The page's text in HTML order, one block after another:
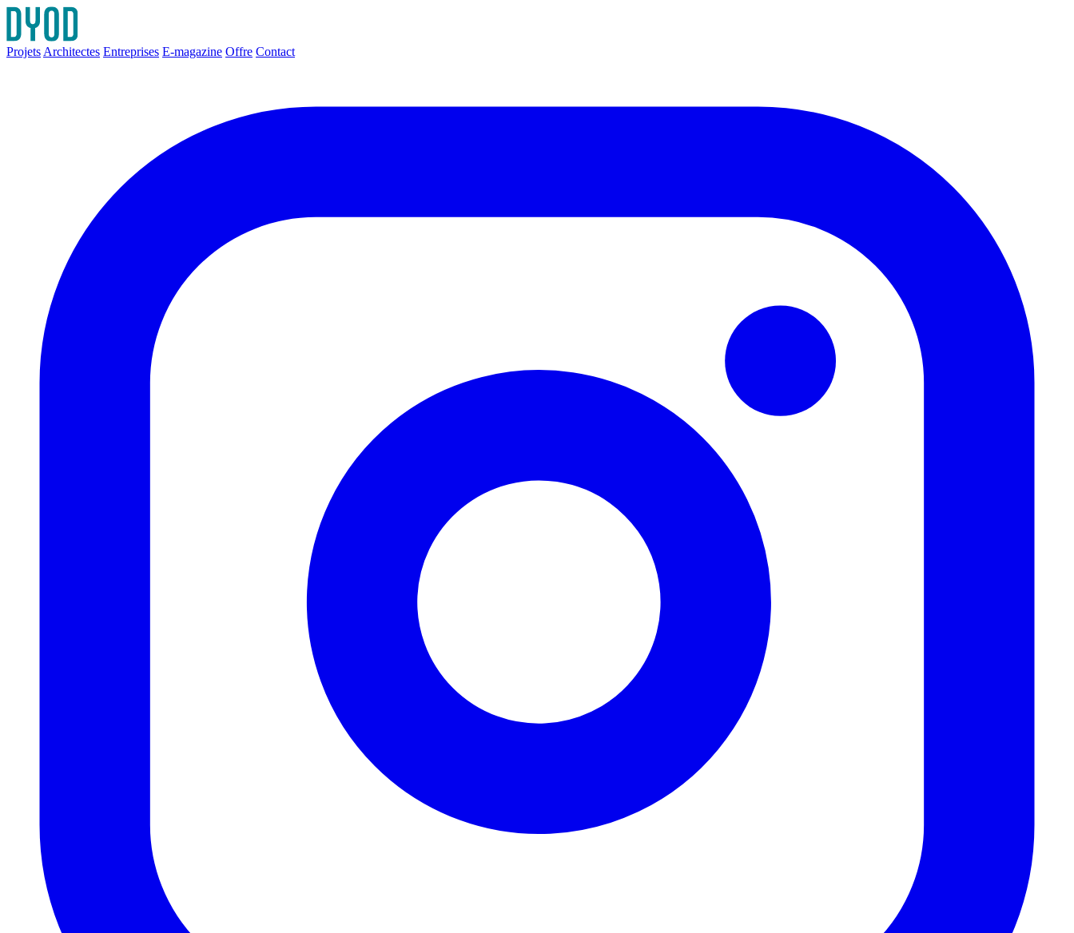
Projets Architectes Entreprises E-magazine Offre Contact